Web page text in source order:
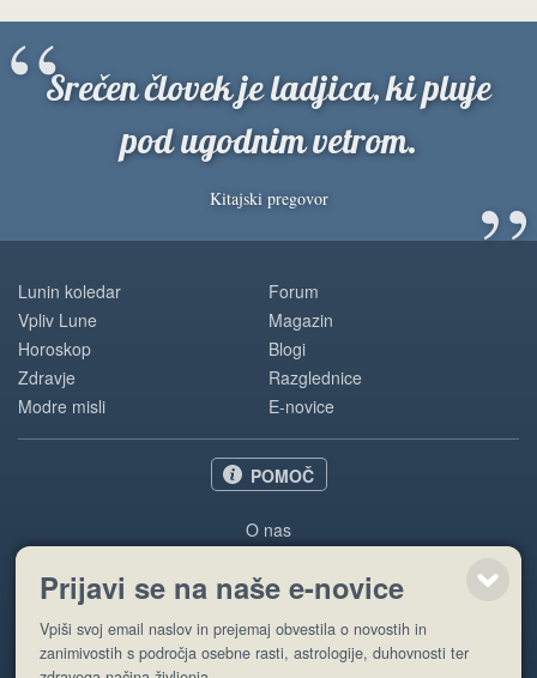
Srečen človek je ladjica, ki pluje
pod ugodnim vetrom.
Kitajski pregovor ”
“
Lunin koledar
Vpliv Lune
Horoskop
Zdravje
Modre misli
Forum
Magazin
Blogi
Razglednice
E-novice
POMOČ
O nas
Pogoji uporabe
Pošlji stran
Prijavi se na naše e-novice
Vpiši svoj email naslov in prejemaj obvestila o novostih in
zanimivostih s področja osebne rasti, astrologije, duhovnosti ter